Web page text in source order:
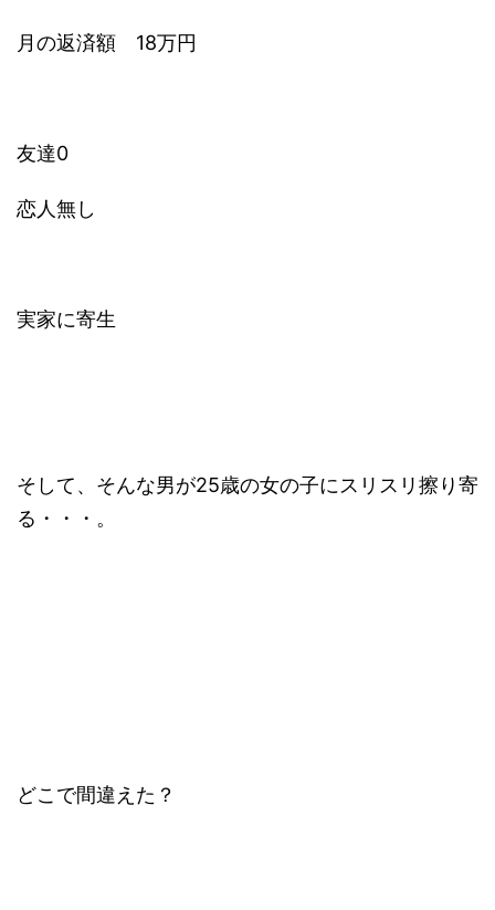
月の返済額 18万円
友達0
恋人無し
実家に寄生
そして、そんな男が25歳の女の子にスリスリ擦り寄
る・・・。
どこで間違えた？